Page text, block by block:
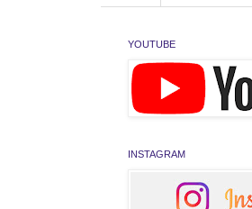
YOUTUBE
INSTAGRAM